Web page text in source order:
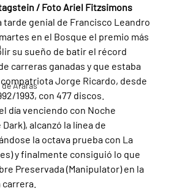
Araras
/ Foto Ariel Fitzsimons
tarde genial de Francisco Leandro
en el Bosque el premio más
su sueño de batir el récord
carreras ganadas y que estaba
Jorge Ricardo, desde
1993, con 477 discos.
día venciendo con Noche
alcanzó la línea de
la octava prueba con La
y finalmente consiguió lo que
Preservada (Manipulator) en la